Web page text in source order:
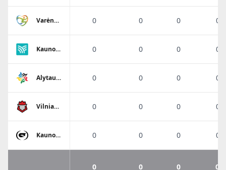
Varėnos
0 0 0 0%
Kauno r.
0 0 0 0%
Alytaus
0 0 0 0%
Vilniaus
Sostinės
0 0 0 0%
Kauno
Gaja-2
0 0 0 0%
0 0 0 0%